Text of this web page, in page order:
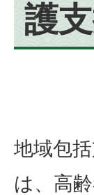
護
地域包
は、高